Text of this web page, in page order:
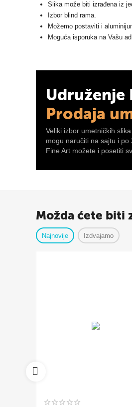
Slika može biti izrađena iz
Izbor blind rama.
Možemo postaviti i
Moguća isporuka na Vašu
Udruženje
Prodaja
Veliki izbor umetničkih
mogu naručiti na sajtu i
Fine Art možete i posetiti
Možda ćete biti
Najnovije Izdvajamo